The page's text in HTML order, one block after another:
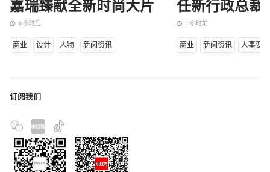
嘉瑞臻献全新时尚大片
access_time 6 小时后
商业 设计 人物 新闻资讯
任新行政总裁
access_time 1 小时前
商业 新闻资讯 人事变动
订阅我们